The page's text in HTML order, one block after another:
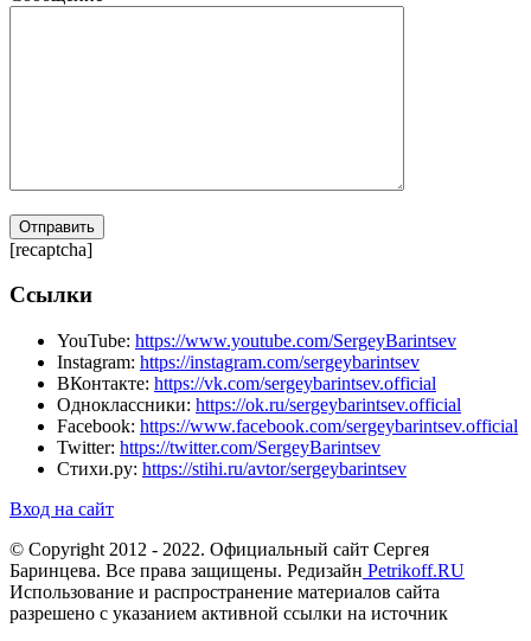
[recaptcha]
Ссылки
YouTube: https://www.youtube.com/SergeyBarintsev
Instagram: https://instagram.com/sergeybarintsev
ВКонтакте: https://vk.com/sergeybarintsev.official
Одноклассники: https://ok.ru/sergeybarintsev.official
Facebook: https://www.facebook.com/sergeybarintsev.official
Twitter: https://twitter.com/SergeyBarintsev
Стихи.ру: https://stihi.ru/avtor/sergeybarintsev
Вход на сайт
© Copyright 2012 - 2022. Официальный сайт Сергея
Баринцева. Все права защищены. Редизайн Petrikoff.RU
Использование и распространение материалов сайта
разрешено с указанием активной ссылки на источник